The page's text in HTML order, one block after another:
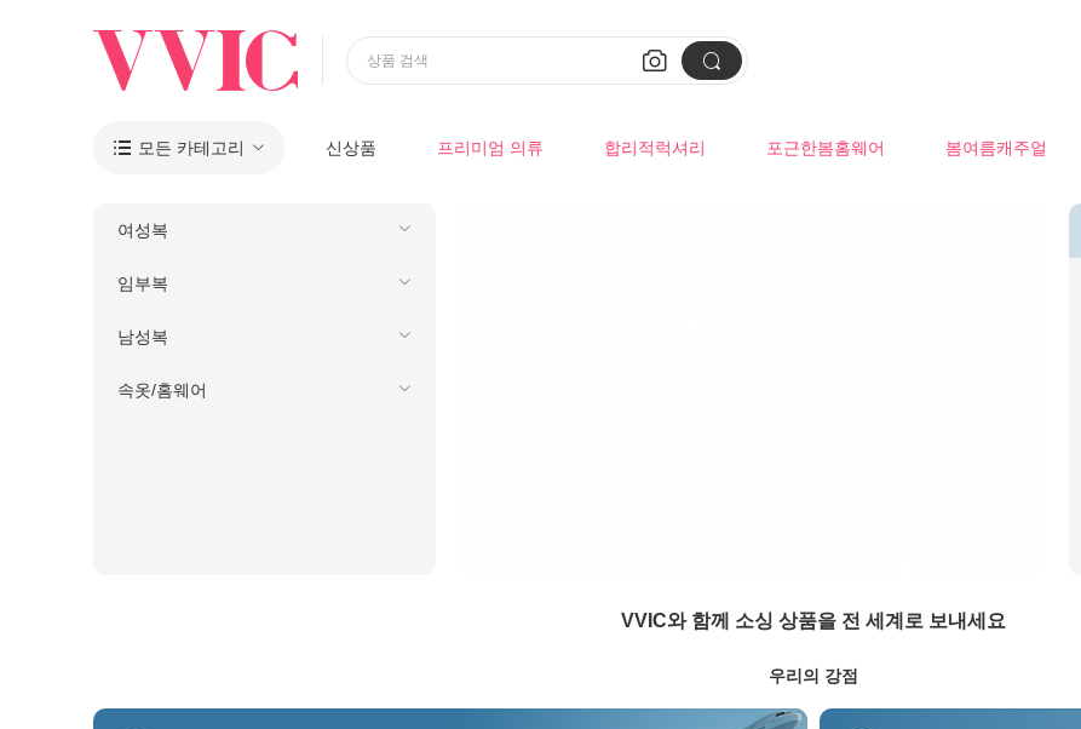
 
상품 검색
 모든 카테고리 신상품 프리미엄 의류 합리적럭셔리 포근한봄홈웨어 봄여름캐주얼
여성복
임부복
남성복
속옷/홈웨어
VVIC와 함께 소싱 상품을 전 세계로 보내세요
우리의 강점